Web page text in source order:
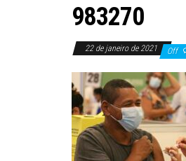
983270
22 de janeiro de 2021 Off